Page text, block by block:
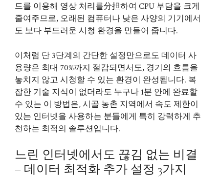
드를 이용해 영상 처리를分担하여 CPU 부담을 크게
줄여주므로, 오래된 컴퓨터나 낮은 사양의 기기에서
도 보다 부드러운 시청 환경을 만들어 줍니다.
이처럼 단 3단계의 간단한 설정만으로도 데이터 사
용량은 최대 70%까지 절감되면서도, 경기의 흐름을
놓치지 않고 시청할 수 있는 환경이 완성됩니다. 복
잡한 기술 지식이 없더라도 누구나 1분 안에 완료할
수 있는 이 방법은, 시골 농촌 지역에서 속도 제한이
있는 인터넷을 사용하는 분들에게 특히 강력하게 추
천하는 최적의 솔루션입니다.
느린 인터넷에서도 끊김 없는 비결
– 데이터 최적화 추가 설정 3가지